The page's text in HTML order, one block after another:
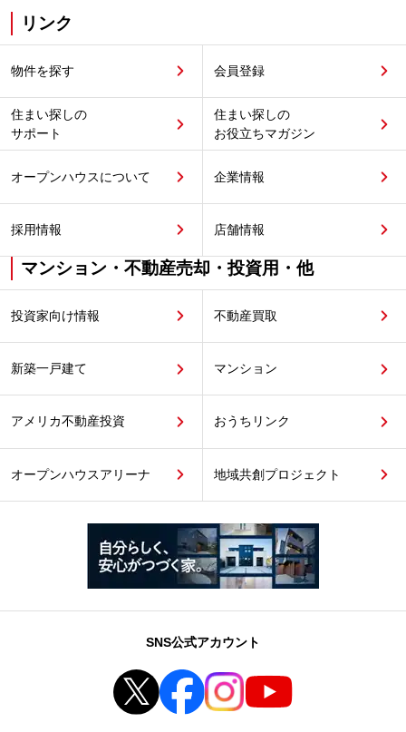
リンク
物件を探す 会員登録
住まい探しの
サポート
住まい探しの
お役立ちマガジン
オープンハウスについて 企業情報
採用情報 店舗情報
マンション・不動産売却・投資用・他
投資家向け情報 不動産買取
新築一戸建て マンション
アメリカ不動産投資 おうちリンク
オープンハウスアリーナ 地域共創プロジェクト
SNS公式アカウント